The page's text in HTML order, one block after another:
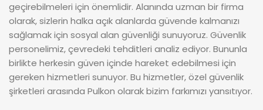
geçirebilmeleri için önemlidir. Alanında uzman bir firma
olarak, sizlerin halka açık alanlarda güvende kalmanızı
sağlamak için sosyal alan güvenliği sunuyoruz. Güvenlik
personelimiz, çevredeki tehditleri analiz ediyor. Bununla
birlikte herkesin güven içinde hareket edebilmesi için
gereken hizmetleri sunuyor. Bu hizmetler, özel güvenlik
şirketleri arasında Pulkon olarak bizim farkımızı yansıtıyor.